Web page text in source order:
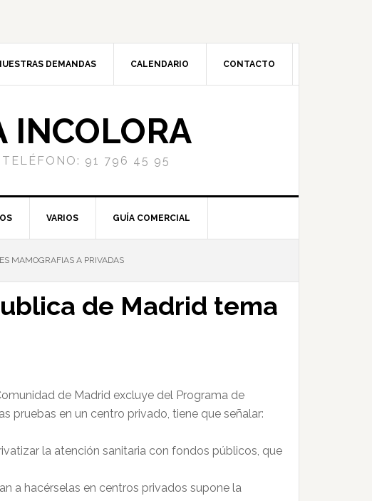
DEMANDAS CALENDARIO CONTACTO
INCOLORA
91 796 45 95
VARIOS GUÍA COMERCIAL
MAMOGRAFIAS A PRIVADAS
de Madrid tema
de Madrid excluye del Programa de
pruebas en un centro privado, tiene que señalar:
la atención sanitaria con fondos públicos, que
a hacérselas en centros privados supone la